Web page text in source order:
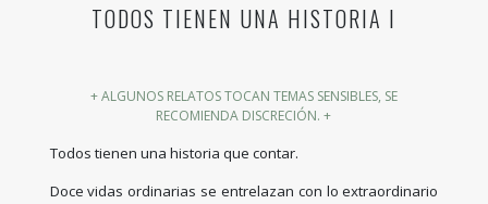
TODOS TIENEN UNA HISTORIA I
+ ALGUNOS RELATOS TOCAN TEMAS SENSIBLES, SE
RECOMIENDA DISCRECIÓN. +
Todos tienen una historia que contar.
Doce vidas ordinarias se entrelazan con lo extraordinario